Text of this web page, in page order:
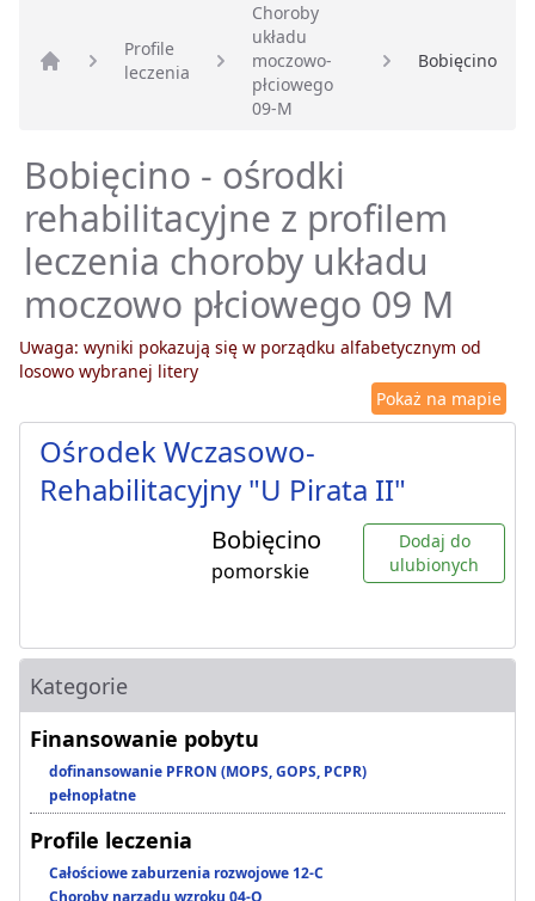
Strona główna
Profile
leczenia
Choroby
układu
moczowo-
płciowego
09-M
Bobięcino
Bobięcino - ośrodki
rehabilitacyjne z profilem
leczenia choroby układu
moczowo płciowego 09 M
Uwaga: wyniki pokazują się w porządku alfabetycznym od
losowo wybranej litery
Pokaż na mapie
Ośrodek Wczasowo-
Rehabilitacyjny "U Pirata II"
Bobięcino
pomorskie
Dodaj do
ulubionych
Kategorie
Finansowanie pobytu
dofinansowanie PFRON (MOPS, GOPS, PCPR)
pełnopłatne
Profile leczenia
Całościowe zaburzenia rozwojowe 12-C